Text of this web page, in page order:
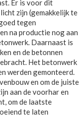
Er is voor dit
zijn (gemakkelijk te
tegen
na productie nog aan
Daarnaast is
en de betonnen
Het betonwerk
werden gemonteerd.
en om de juiste
aan de voorhar en
om de laatste
te laten